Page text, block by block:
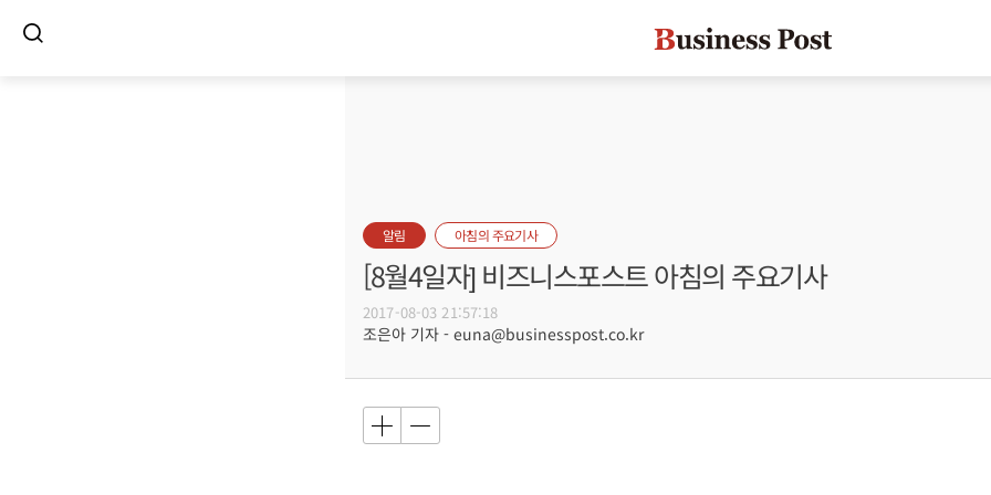
알림 아침의 주요기사
[8월4일자] 비즈니스포스트 아침의 주요기사
2017-08-03 21:57:18
조은아 기자 - euna@businesspost.co.kr